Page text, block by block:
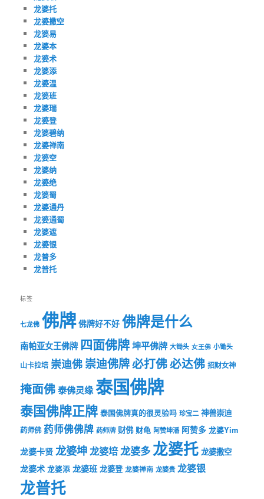
龙婆托
龙婆撒空
龙婆易
龙婆本
龙婆术
龙婆添
龙婆温
龙婆班
龙婆瑞
龙婆登
龙婆碧纳
龙婆禅南
龙婆空
龙婆纳
龙婆绝
龙婆蜀
龙婆通丹
龙婆通蜀
龙婆遮
龙婆银
龙普多
龙普托
标签
七龙佛 佛牌 佛牌好不好 佛牌是什么
南帕亚女王佛牌 四面佛牌坤平佛牌 大锄头 女王佛 小锄头
山卡拉培 崇迪佛崇迪佛牌必打佛必达佛 招财女神
掩面佛泰佛灵缘泰国佛牌
泰国佛牌正牌 泰国佛牌真的很灵验吗 珍宝二 神兽崇迪
药师佛 药师佛佛牌 药师牌 财佛 财龟 阿赞坤潘 阿赞多 龙婆Yim
龙婆卡贤 龙婆坤龙婆培 龙婆多龙婆托 龙婆撒空
龙婆术 龙婆添 龙婆班 龙婆登 龙婆禅南 龙婆贵 龙婆银
龙普托